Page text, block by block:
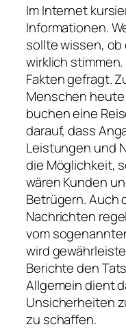
Im Internet
Informationen.
sollte wissen,
wirklich
Fakten gefragt.
Menschen
buchen eine
darauf, dass
Leistungen und
die Möglichkeit,
wären Kunden
Betrügern. Auch
Nachrichten
vom
wird
Berichte den
Allgemein dient
Unsicherheiten
zu schaffen.